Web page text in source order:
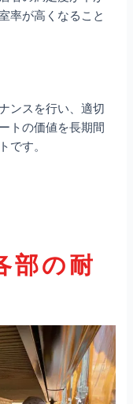
率が高くなること
ンスを行い、適切
トの価値を長期間
です。
部の耐